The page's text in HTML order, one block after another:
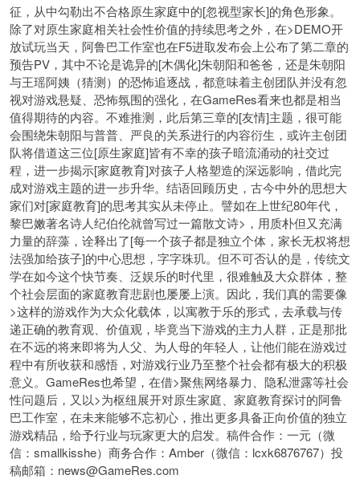
征，从中勾勒出不合格原生家庭中的[忽视型家长]的角色形象。
除了对原生家庭相关社会性价值的持续思考之外，在>DEMO开
放试玩当天，阿鲁巴工作室也在F5进取发布会上公布了第二章的
预告PV，其中不论是诡异的[木偶化]朱朝阳和爸爸，还是朱朝阳
与王瑶阿姨（猜测）的恐怖追逐战，都意味着主创团队并没有忽
视对游戏悬疑、恐怖氛围的强化，在GameRes看来也都是相当
值得期待的内容。不难推测，此后第三章的[友情]主题，很可能
会围绕朱朝阳与普普、严良的关系进行的内容衍生，或许主创团
队将借道这三位[原生家庭]皆有不幸的孩子暗流涌动的社交过
程，进一步揭示[家庭教育]对孩子人格塑造的深远影响，借此完
成对游戏主题的进一步升华。结语回顾历史，古今中外的思想大
家们对[家庭教育]的思考其实从未停止。譬如在上世纪80年代，
黎巴嫩著名诗人纪伯伦就曾写过一篇散文诗>，用质朴但又充满
力量的辞藻，诠释出了[每一个孩子都是独立个体，家长无权将想
法强加给孩子]的中心思想，字字珠玑。但不可否认的是，传统文
学在如今这个快节奏、泛娱乐的时代里，很难触及大众群体，整
个社会层面的家庭教育悲剧也屡屡上演。因此，我们真的需要像
>这样的游戏作为大众化载体，以寓教于乐的形式，去承载与传
递正确的教育观、价值观，毕竟当下游戏的主力人群，正是那批
在不远的将来即将为人父、为人母的年轻人，让他们能在游戏过
程中有所收获和感悟，对游戏行业乃至整个社会都有极大的积极
意义。GameRes也希望，在借>聚焦网络暴力、隐私泄露等社会
性问题后，又以>为枢纽展开对原生家庭、家庭教育探讨的阿鲁
巴工作室，在未来能够不忘初心，推出更多具备正向价值的独立
游戏精品，给予行业与玩家更大的启发。稿件合作：一元（微
信：smallkisshe）商务合作：Amber（微信：lcxk6876767）投
稿邮箱：news@GameRes.com